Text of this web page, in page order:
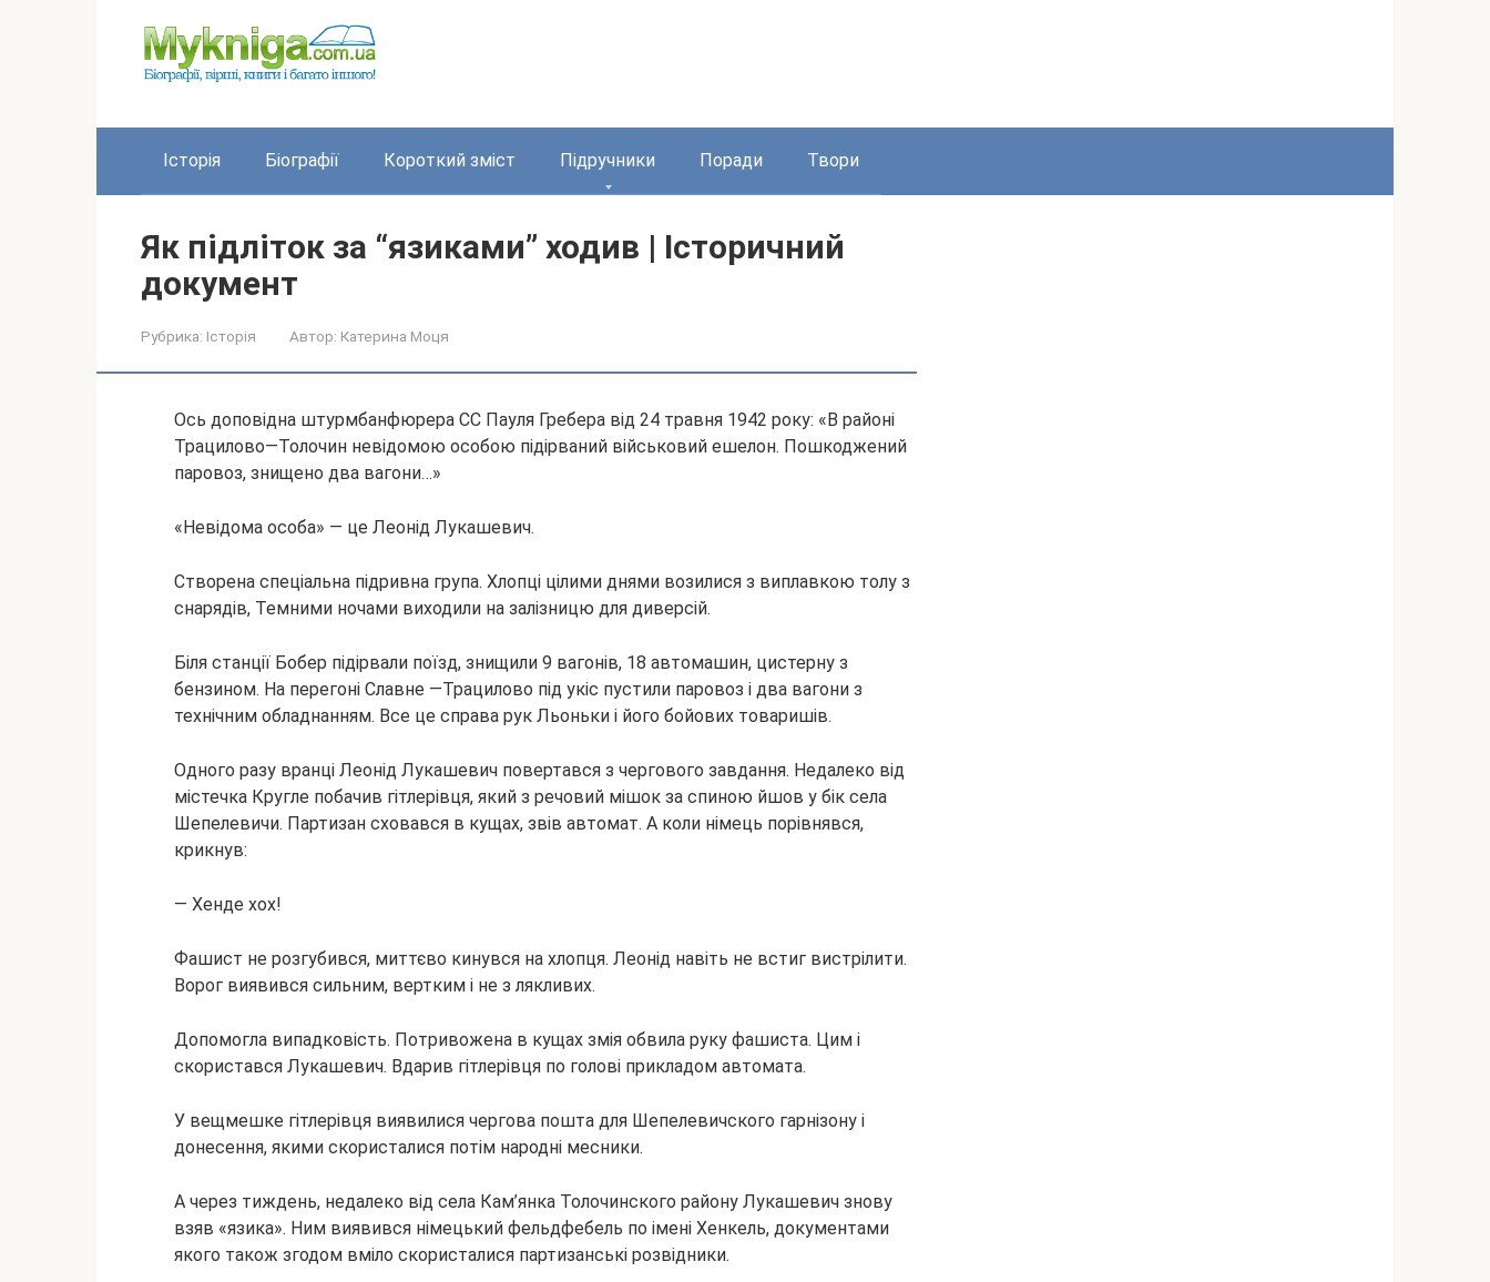
Історія Біографії Короткий зміст Підручники Поради Твори
Як підліток за “язиками” ходив | Історичний
документ
Рубрика: Історія Автор: Катерина Моця
Ось доповідна штурмбанфюрера СС Пауля Гребера від 24 травня 1942 року: «В районі
Трацилово—Толочин невідомою особою підірваний військовий ешелон. Пошкоджений
паровоз, знищено два вагони…»
«Невідома особа» — це Леонід Лукашевич.
Створена спеціальна підривна група. Хлопці цілими днями возилися з виплавкою толу з
снарядів, Темними ночами виходили на залізницю для диверсій.
Біля станції Бобер підірвали поїзд, знищили 9 вагонів, 18 автомашин, цистерну з
бензином. На перегоні Славне —Трацилово під укіс пустили паровоз і два вагони з
технічним обладнанням. Все це справа рук Льоньки і його бойових товаришів.
Одного разу вранці Леонід Лукашевич повертався з чергового завдання. Недалеко від
містечка Кругле побачив гітлерівця, який з речовий мішок за спиною йшов у бік села
Шепелевичи. Партизан сховався в кущах, звів автомат. А коли німець порівнявся,
крикнув:
— Хенде хох!
Фашист не розгубився, миттєво кинувся на хлопця. Леонід навіть не встиг вистрілити.
Ворог виявився сильним, вертким і не з лякливих.
Допомогла випадковість. Потривожена в кущах змія обвила руку фашиста. Цим і
скористався Лукашевич. Вдарив гітлерівця по голові прикладом автомата.
У вещмешке гітлерівця виявилися чергова пошта для Шепелевичского гарнізону і
донесення, якими скористалися потім народні месники.
А через тиждень, недалеко від села Кам’янка Толочинского району Лукашевич знову
взяв «язика». Ним виявився німецький фельдфебель по імені Хенкель, документами
якого також згодом вміло скористалися партизанські розвідники.